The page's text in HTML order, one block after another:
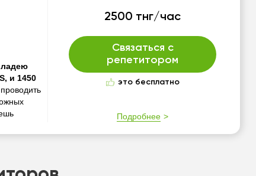
и 1450
2500 тнг/час
Связаться с
репетитором
это бесплатно
Подробнее